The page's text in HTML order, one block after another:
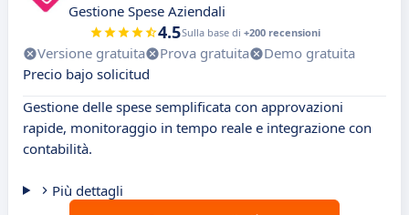
Gestione Spese Aziendali
4.5Sulla base di +200 recensioni
Versione gratuita Prova gratuita
Demo gratuita
Precio bajo solicitud
Gestione delle spese semplificata con approvazioni
rapide, monitoraggio in tempo reale e integrazione con
contabilità.
Più dettagli